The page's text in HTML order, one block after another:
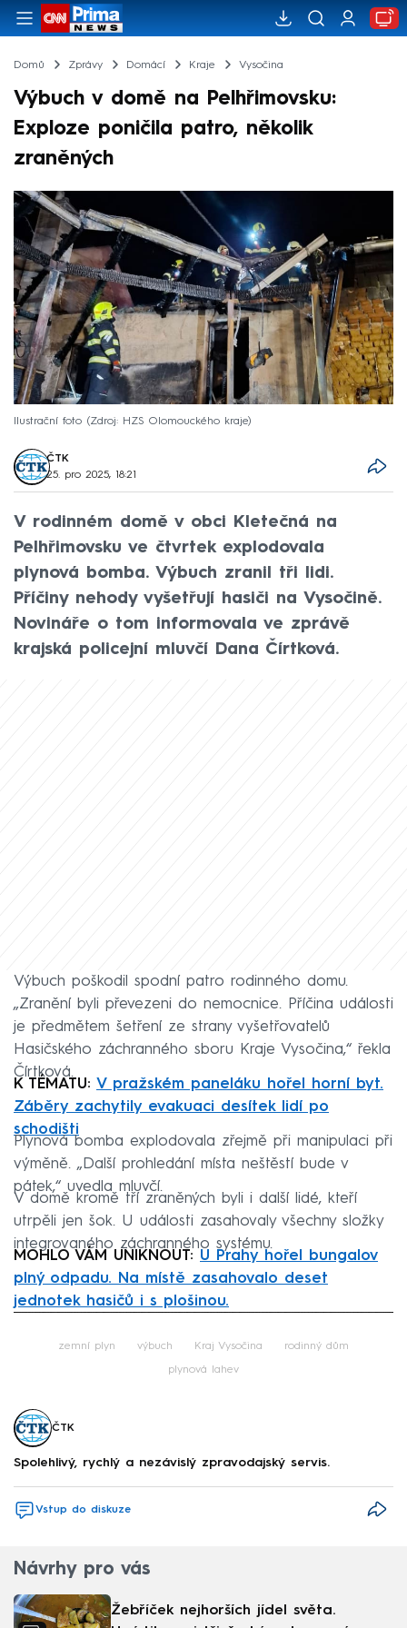
Domů Zprávy Domácí Kraje Vysočina
Výbuch v domě na Pelhřimovsku:
Exploze poničila patro, několik
zraněných
Ilustrační foto Zdroj: HZS Olomouckého kraje
ČTK
25. pro 2025, 18:21
V rodinném domě v obci Kletečná na
Pelhřimovsku ve čtvrtek explodovala
plynová bomba. Výbuch zranil tři lidi.
Příčiny nehody vyšetřují hasiči na Vysočině.
Novináře o tom informovala ve zprávě
krajská policejní mluvčí Dana Čírtková.
Výbuch poškodil spodní patro rodinného domu.
„Zranění byli převezeni do nemocnice. Příčina události
je předmětem šetření ze strany vyšetřovatelů
Hasičského záchranného sboru Kraje Vysočina,“ řekla
Čírtková.
K TÉMATU: V pražském paneláku hořel horní byt.
Záběry zachytily evakuaci desítek lidí po
schodišti
Plynová bomba explodovala zřejmě při manipulaci při
výměně. „Další prohledání místa neštěstí bude v
pátek,“ uvedla mluvčí.
V domě kromě tří zraněných byli i další lidé, kteří
utrpěli jen šok. U události zasahovaly všechny složky
integrovaného záchranného systému.
MOHLO VÁM UNIKNOUT: U Prahy hořel bungalov
plný odpadu. Na místě zasahovalo deset
jednotek hasičů i s plošinou.
zemní plyn výbuch Kraj Vysočina rodinný dům
plynová lahev
ČTK
Spolehlivý, rychlý a nezávislý zpravodajský servis.
Vstup do diskuze
Návrhy pro vás
Žebříček nejhorších jídel světa.